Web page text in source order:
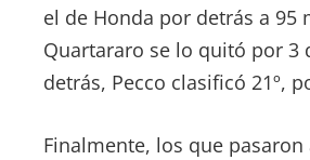
el de Honda por detrás a 95
Quartararo se lo quitó por 3
detrás, Pecco clasificó 21º,
Finalmente, los que